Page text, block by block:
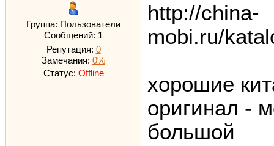
Группа: Пользователи
Сообщений: 1
Репутация: 0
Замечания: 0%
Статус: Offline
http://china-
mobi.ru/
хорошие
оригинал -
большой